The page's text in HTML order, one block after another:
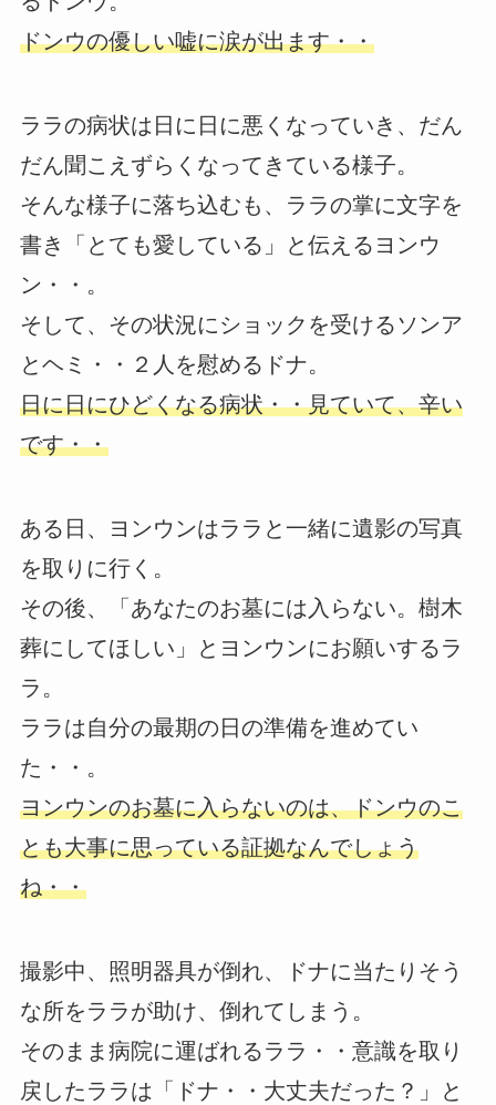
ドンウの優しい嘘に涙が出ます・・
ララの病状は日に日に悪くなっていき、だん
だん聞こえずらくなってきている様子。
そんな様子に落ち込むも、ララの掌に文字を
書き「とても愛している」と伝えるヨンウ
ン・・。
そして、その状況にショックを受けるソンア
とヘミ・・２人を慰めるドナ。
日に日にひどくなる病状・・見ていて、辛い
です・・
ある日、ヨンウンはララと一緒に遺影の写真
を取りに行く。
その後、「あなたのお墓には入らない。樹木
葬にしてほしい」とヨンウンにお願いするラ
ラ。
ララは自分の最期の日の準備を進めてい
た・・。
ヨンウンのお墓に入らないのは、ドンウのこ
とも大事に思っている証拠なんでしょう
ね・・
撮影中、照明器具が倒れ、ドナに当たりそう
な所をララが助け、倒れてしまう。
そのまま病院に運ばれるララ・・意識を取り
戻したララは「ドナ・・大丈夫だった？」と